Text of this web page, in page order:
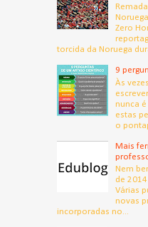
Zero
torcida da Noruega
9
Às
nunca
estas
o
Mais
Nem
de
Várias
novas
incorporadas no...